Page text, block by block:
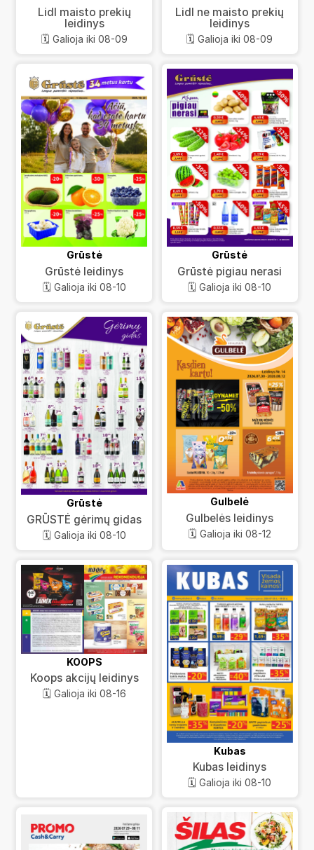
Lidl maisto prekių
leidinys
🗓️ Galioja iki 08-09
Lidl ne maisto prekių
leidinys
🗓️ Galioja iki 08-09
Grūstė
Grūstė leidinys
🗓️ Galioja iki 08-10
Grūstė
Grūstė pigiau nerasi
🗓️ Galioja iki 08-10
Grūstė
GRŪSTĖ gėrimų gidas
🗓️ Galioja iki 08-10
Gulbelė
Gulbelės leidinys
🗓️ Galioja iki 08-12
KOOPS
Koops akcijų leidinys
🗓️ Galioja iki 08-16
Kubas
Kubas leidinys
🗓️ Galioja iki 08-10